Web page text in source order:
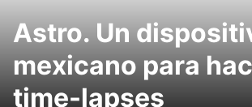
Astro. Un
mexicano para
time-lapses